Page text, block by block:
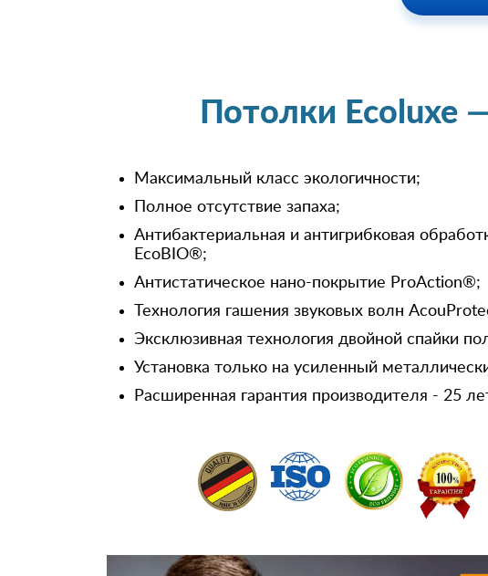
Потолки Ecoluxe
Максимальный класс экологичности;
Полное отсутствие запаха;
Антибактериальная и антигрибковая
EcoBIO®;
Антистатическое нано-покрытие ProAction®;
Технология гашения звуковых волн
Эксклюзивная технология двойной спайки
Установка только на усиленный
Расширенная гарантия производителя - 25